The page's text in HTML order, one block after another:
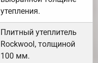
утепления.
Плитный утеплитель
Rockwool, толщиной
100 мм.